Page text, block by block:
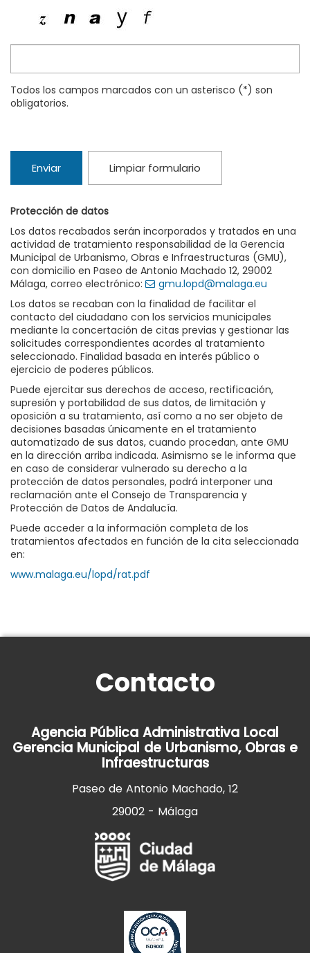
Todos los campos marcados con un asterisco (*) son
obligatorios.
Enviar Limpiar formulario
Protección de datos
Los datos recabados serán incorporados y tratados en una
actividad de tratamiento responsabilidad de la Gerencia
Municipal de Urbanismo, Obras e Infraestructuras (GMU),
con domicilio en Paseo de Antonio Machado 12, 29002
Málaga, correo electrónico:
gmu.lopd@malaga.eu
Los datos se recaban con la finalidad de facilitar el
contacto del ciudadano con los servicios municipales
mediante la concertación de citas previas y gestionar las
solicitudes correspondientes acordes al tratamiento
seleccionado. Finalidad basada en interés público o
ejercicio de poderes públicos.
Puede ejercitar sus derechos de acceso, rectificación,
supresión y portabilidad de sus datos, de limitación y
oposición a su tratamiento, así como a no ser objeto de
decisiones basadas únicamente en el tratamiento
automatizado de sus datos, cuando procedan, ante GMU
en la dirección arriba indicada. Asimismo se le informa que
en caso de considerar vulnerado su derecho a la
protección de datos personales, podrá interponer una
reclamación ante el Consejo de Transparencia y
Protección de Datos de Andalucía.
Puede acceder a la información completa de los
tratamientos afectados en función de la cita seleccionada
en:
www.malaga.eu/lopd/rat.pdf
Contacto
Agencia Pública Administrativa Local
Gerencia Municipal de Urbanismo, Obras e
Infraestructuras
Paseo de Antonio Machado, 12
29002 - Málaga